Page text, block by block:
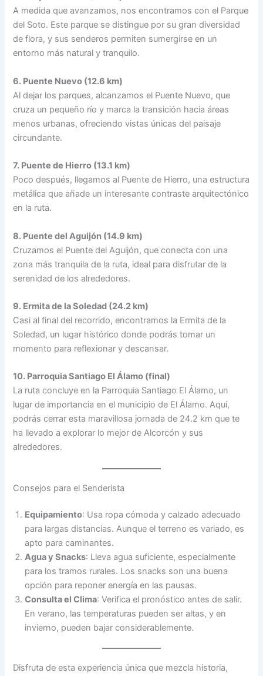
A medida que avanzamos, nos encontramos con el Parque
del Soto. Este parque se distingue por su gran diversidad
de flora, y sus senderos permiten sumergirse en un
entorno más natural y tranquilo.
6. Puente Nuevo (12.6 km)
Al dejar los parques, alcanzamos el Puente Nuevo, que
cruza un pequeño río y marca la transición hacia áreas
menos urbanas, ofreciendo vistas únicas del paisaje
circundante.
7. Puente de Hierro (13.1 km)
Poco después, llegamos al Puente de Hierro, una estructura
metálica que añade un interesante contraste arquitectónico
en la ruta.
8. Puente del Aguijón (14.9 km)
Cruzamos el Puente del Aguijón, que conecta con una
zona más tranquila de la ruta, ideal para disfrutar de la
serenidad de los alrededores.
9. Ermita de la Soledad (24.2 km)
Casi al final del recorrido, encontramos la Ermita de la
Soledad, un lugar histórico donde podrás tomar un
momento para reflexionar y descansar.
10. Parroquia Santiago El Álamo (final)
La ruta concluye en la Parroquia Santiago El Álamo, un
lugar de importancia en el municipio de El Álamo. Aquí,
podrás cerrar esta maravillosa jornada de 24.2 km que te
ha llevado a explorar lo mejor de Alcorcón y sus
alrededores.
Consejos para el Senderista
Equipamiento: Usa ropa cómoda y calzado adecuado
para largas distancias. Aunque el terreno es variado, es
apto para caminantes.
Agua y Snacks: Lleva agua suficiente, especialmente
para los tramos rurales. Los snacks son una buena
opción para reponer energía en las pausas.
Consulta el Clima: Verifica el pronóstico antes de salir.
En verano, las temperaturas pueden ser altas, y en
invierno, pueden bajar considerablemente.
Disfruta de esta experiencia única que mezcla historia,